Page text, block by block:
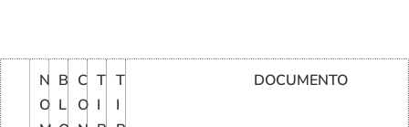
N
O
B
L
C
O
T
I
T
I
DOCUMENTO